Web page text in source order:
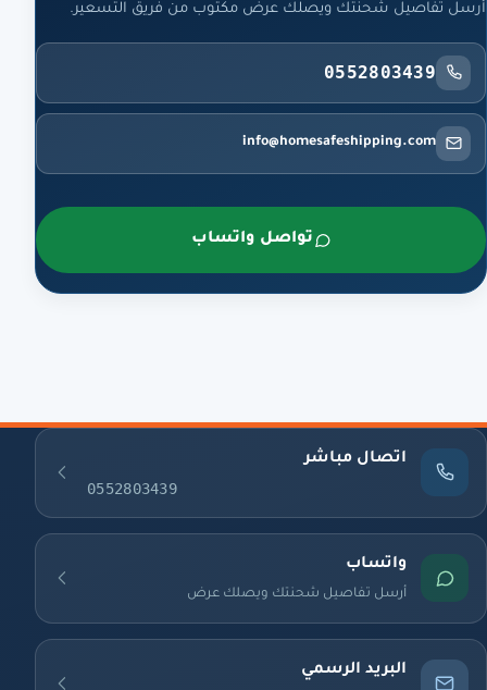
أرسل تفاصيل شحنتك ويصلك عرض مكتوب من فريق التسعير.
0552803439
info@homesafeshipping.com
تواصل واتساب
اتصال مباشر
0552803439
واتساب
أرسل تفاصيل شحنتك ويصلك عرض
البريد الرسمي